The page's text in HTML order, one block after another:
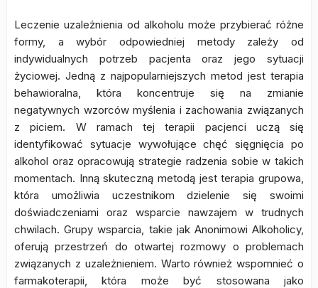
Leczenie uzależnienia od alkoholu może przybierać różne
formy, a wybór odpowiedniej metody zależy od
indywidualnych potrzeb pacjenta oraz jego sytuacji
życiowej. Jedną z najpopularniejszych metod jest terapia
behawioralna, która koncentruje się na zmianie
negatywnych wzorców myślenia i zachowania związanych
z piciem. W ramach tej terapii pacjenci uczą się
identyfikować sytuacje wywołujące chęć sięgnięcia po
alkohol oraz opracowują strategie radzenia sobie w takich
momentach. Inną skuteczną metodą jest terapia grupowa,
która umożliwia uczestnikom dzielenie się swoimi
doświadczeniami oraz wsparcie nawzajem w trudnych
chwilach. Grupy wsparcia, takie jak Anonimowi Alkoholicy,
oferują przestrzeń do otwartej rozmowy o problemach
związanych z uzależnieniem. Warto również wspomnieć o
farmakoterapii, która może być stosowana jako